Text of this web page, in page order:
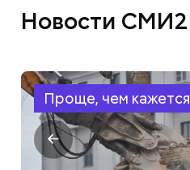
Новости СМИ2
Проще, чем кажется